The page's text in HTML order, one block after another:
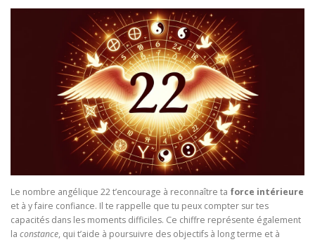
Le nombre angélique 22 t’encourage à reconnaître ta force intérieure
et à y faire confiance. Il te rappelle que tu peux compter sur tes
capacités dans les moments difficiles. Ce chiffre représente également
la constance, qui t’aide à poursuivre des objectifs à long terme et à